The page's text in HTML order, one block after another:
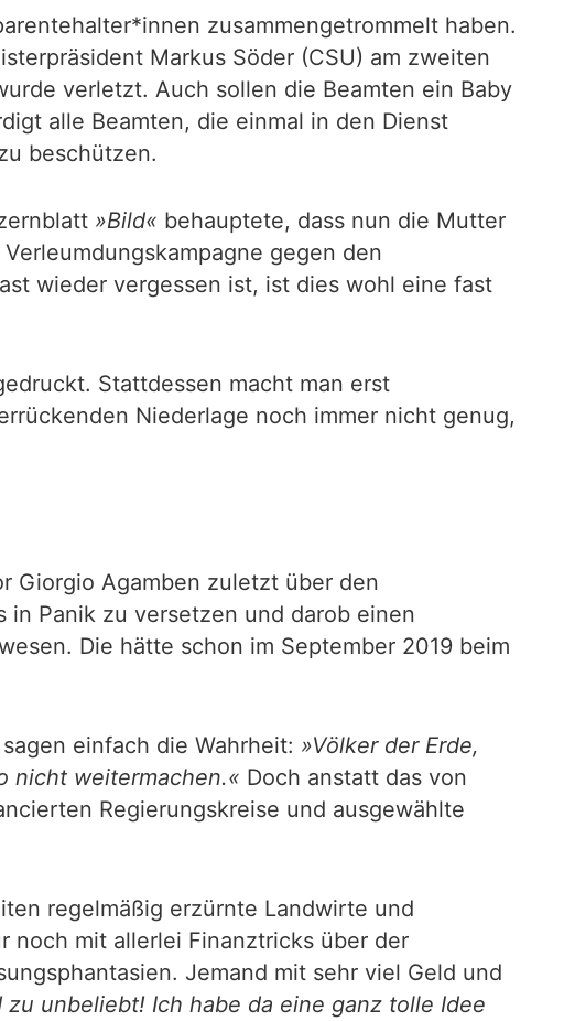
zusammengetrommelt haben.
Markus Söder (CSU) am zweiten
verletzt. Auch sollen die Beamten ein Baby
alle Beamten, die einmal in den Dienst
beschützen.
»Bild« behauptete, dass nun die Mutter
gegen den
wieder vergessen ist, ist dies wohl eine fast
Stattdessen macht man erst
Niederlage noch immer nicht genug,
Giorgio Agamben zuletzt über den
in Panik zu versetzen und darob einen
Die hätte schon im September 2019 beim
einfach die Wahrheit: »Völker der Erde,
nicht weitermachen.« Doch anstatt das von
Regierungskreise und ausgewählte
regelmäßig erzürnte Landwirte und
noch mit allerlei Finanztricks über der
Jemand mit sehr viel Geld und
unbeliebt! Ich habe da eine ganz tolle Idee